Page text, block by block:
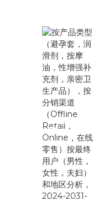
按产品类型（避
孕套，...